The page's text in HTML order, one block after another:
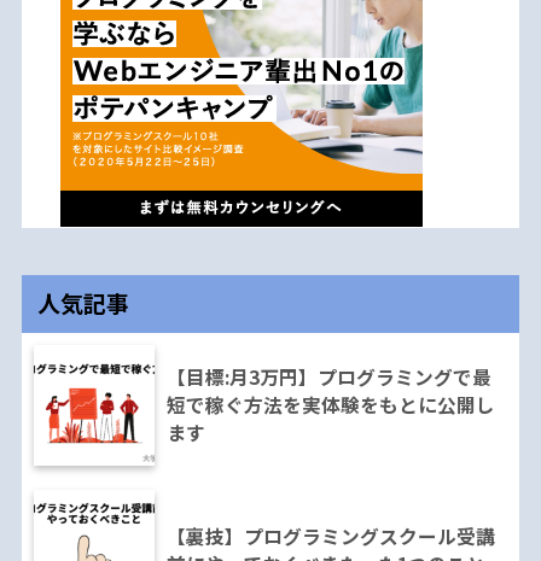
人気記事
【目標:月3万円】プログラミングで最
短で稼ぐ方法を実体験をもとに公開し
ます
【裏技】プログラミングスクール受講